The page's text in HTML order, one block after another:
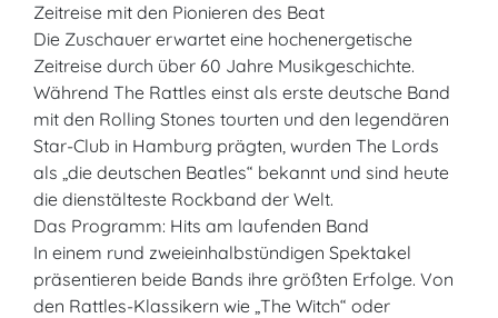
Zeitreise mit den Pionieren des Beat
Die Zuschauer erwartet eine hochenergetische
Zeitreise durch über 60 Jahre Musikgeschichte.
Während The Rattles einst als erste deutsche Band
mit den Rolling Stones tourten und den legendären
Star-Club in Hamburg prägten, wurden The Lords
als „die deutschen Beatles“ bekannt und sind heute
die dienstälteste Rockband der Welt.
Das Programm: Hits am laufenden Band
In einem rund zweieinhalbstündigen Spektakel
präsentieren beide Bands ihre größten Erfolge. Von
den Rattles-Klassikern wie „The Witch“ oder